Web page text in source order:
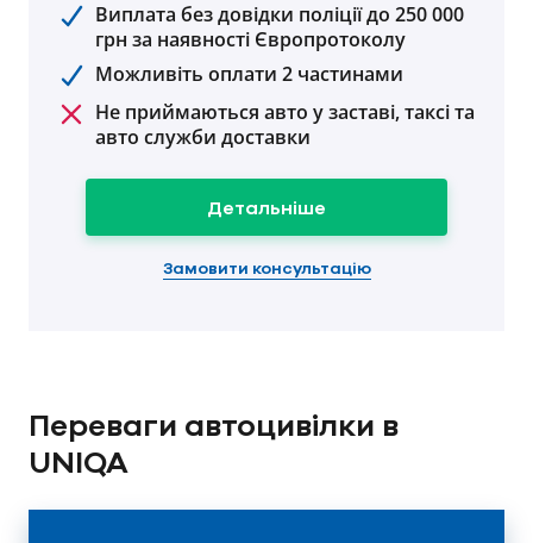
Виплата без довідки поліції до 250 000
грн за наявності Європротоколу
Можливіть оплати 2 частинами
Не приймаються авто у заставі, таксі та
авто служби доставки
Детальніше
Замовити консультацію
Переваги автоцивілки в
UNIQA